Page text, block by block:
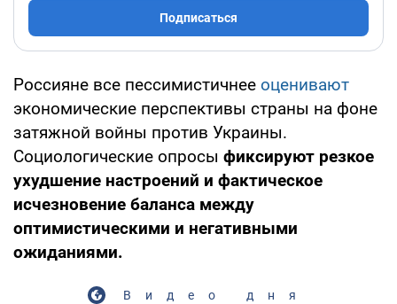
Подписаться
Россияне все пессимистичнее оценивают
экономические перспективы страны на фоне
затяжной войны против Украины.
Социологические опросы фиксируют резкое
ухудшение настроений и фактическое
исчезновение баланса между
оптимистическими и негативными
ожиданиями.
Видео дня